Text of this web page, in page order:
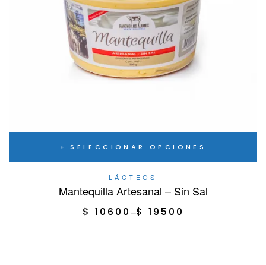
SELECCIONAR OPCIONES
LÁCTEOS
Mantequilla Artesanal – Sin Sal
$ 10600–$ 19500